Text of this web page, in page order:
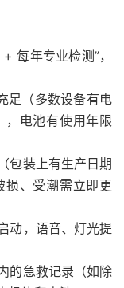
每年专业检测”，
足（多数设备有电
，电池有使用年限
包装上有生产日期
损、受潮需立即更
动，语音、灯光提
的急救记录（如除